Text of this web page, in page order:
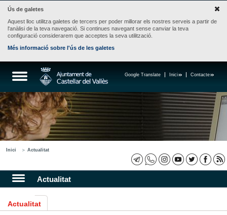
Ús de galetes
Aquest lloc utilitza galetes de tercers per poder millorar els nostres serveis a partir de
l'anàlisi de la teva navegació. Si continues navegant sense canviar la teva
configuració considerarem que acceptes la seva utilització.
Més informació sobre l'ús de les galetes
Contacte
Inici
Google Translate
Inici Actualitat
Actualitat
Actualitat